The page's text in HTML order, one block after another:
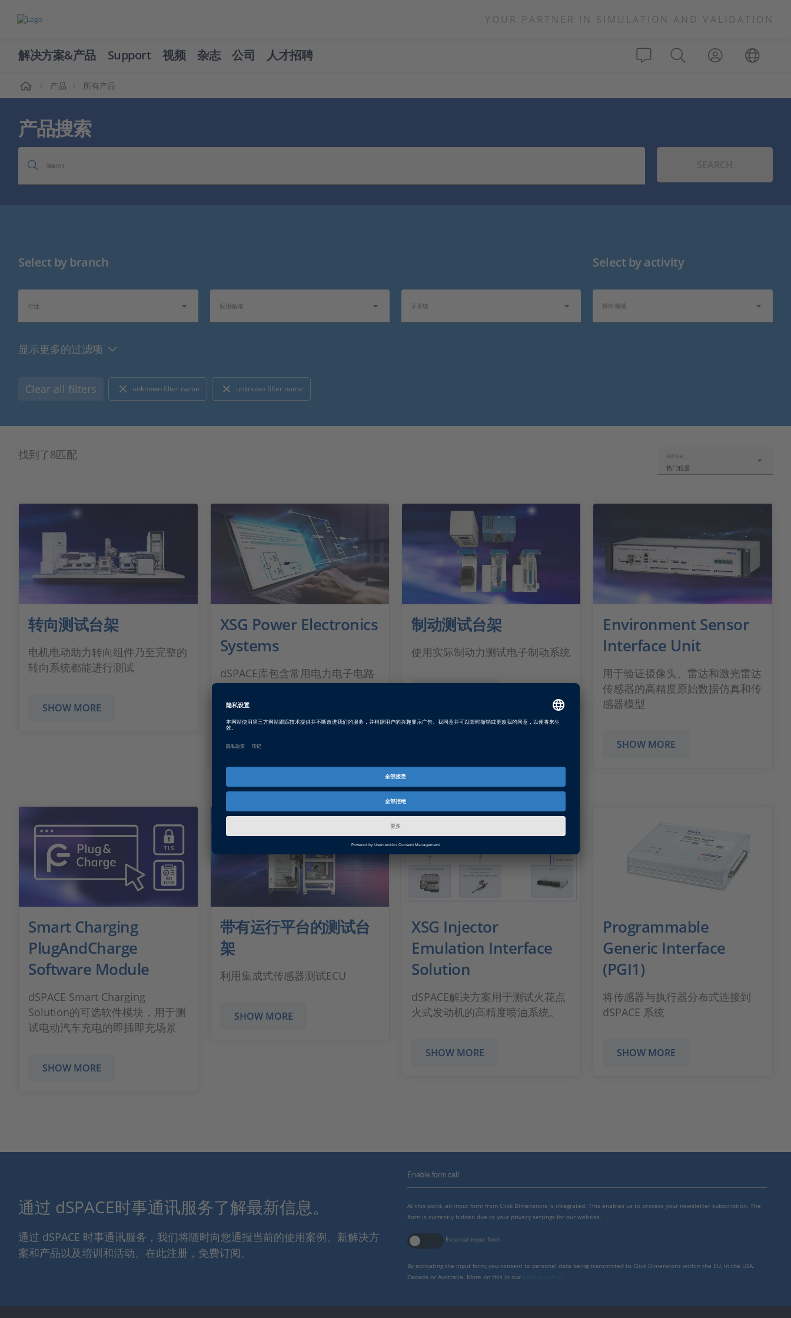
YOUR PARTNER IN SIMULATION AND VALIDATION
解决方案&产品 Support 视频 杂志 公司 人才招聘
产品 所有产品
产品搜索
Search
Select by branch
行业 应用领域 子系统
Select by activity
操作领域
显示更多的过滤项
Clear all filters unknown filter name unknown filter name
找到了8匹配 排序方式:
热门程度
转向测试台架
电机电动助力转向组件乃至完整的
转向系统都能进行测试
SHOW MORE
XSG Power Electronics
Systems
dSPACE库包含常用电力电子电路
测试动态电气系统
SHOW MORE
制动测试台架
使用实际制动力测试电子制动系统
Environment Sensor
Interface Unit
用于验证摄像头、雷达和激光雷达
传感器的高精度原始数据仿真和传
感器模型
SHOW MORE
Smart Charging
PlugAndCharge
Software Module
dSPACE Smart Charging
Solution的可选软件模块，用于测
试电动汽车充电的即插即充场景
SHOW MORE
带有运行平台的测试台
架
利用集成式传感器测试ECU
SHOW MORE
XSG Injector
Emulation Interface
Solution
dSPACE解决方案用于测试火花点
火式发动机的高精度喷油系统。
SHOW MORE
Programmable
Generic Interface
(PGI1)
将传感器与执行器分布式连接到
dSPACE 系统
SHOW MORE
通过 dSPACE时事通讯服务了解最新信息。
通过 dSPACE 时事通讯服务，我们将随时向您通报当前的使用案例、新解决方
案和产品以及培训和活动。在此注册，免费订阅。
Enable form call
At this point, an input form from Click Dimensions is integrated. This enables us to process your newsletter subscription. The
form is currently hidden due to your privacy settings for our website.
External input form
By activating the input form, you consent to personal data being transmitted to Click Dimensions within the EU, in the USA,
Canada or Australia. More on this in our
.